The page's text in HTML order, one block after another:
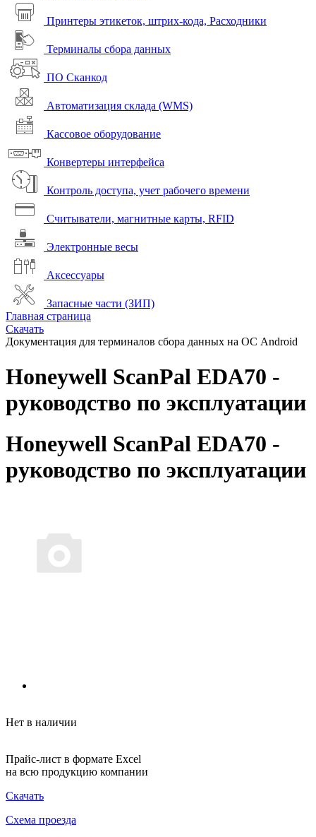
Принтеры этикеток, штрих-кода, Расходники
Терминалы сбора данных
ПО Сканкод
Автоматизация склада (WMS)
Кассовое оборудование
Конвертеры интерфейса
Контроль доступа, учет рабочего времени
Считыватели, магнитные карты, RFID
Электронные весы
Аксессуары
Запасные части (ЗИП)
Главная страница
Скачать
Документация для терминалов сбора данных на ОС Android
Honeywell ScanPal EDA70 -
руководство по эксплуатации
Honeywell ScanPal EDA70 -
руководство по эксплуатации
Нет в наличии
Прайс-лист в формате Excel
на всю продукцию компании
Скачать
Схема проезда